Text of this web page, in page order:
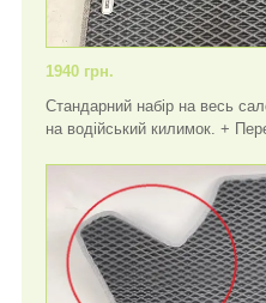
1940 грн.
Стандарний набір на весь
на водійський килимок. +